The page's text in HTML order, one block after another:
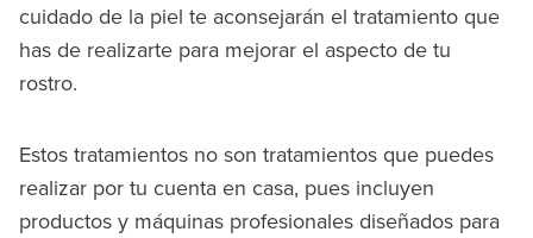
cuidado de la piel te aconsejarán el tratamiento que
has de realizarte para mejorar el aspecto de tu
rostro.
Estos tratamientos no son tratamientos que puedes
realizar por tu cuenta en casa, pues incluyen
productos y máquinas profesionales diseñados para